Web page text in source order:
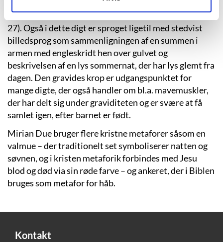
nattehimlen/ og som holder nætterne halvt vågne/
som søvnmanglens væskende øjne næsten græder” (s.
27). Også i dette digt er sproget ligetil med stedvist
billedsprog som sammenligningen af en summen i
armen med engleskridt hen over gulvet og
beskrivelsen af en lys sommernat, der har lys glemt fra
dagen. Den gravides krop er udgangspunktet for
mange digte, der også handler om bl.a. mavemuskler,
der har delt sig under graviditeten og er svære at få
samlet igen, efter barnet er født.
Mirian Due bruger flere kristne metaforer såsom en
valmue – der traditionelt set symboliserer natten og
søvnen, og i kristen metaforik forbindes med Jesu
blod og død via sin røde farve – og ankeret, der i Biblen
bruges som metafor for håb.
Kontakt